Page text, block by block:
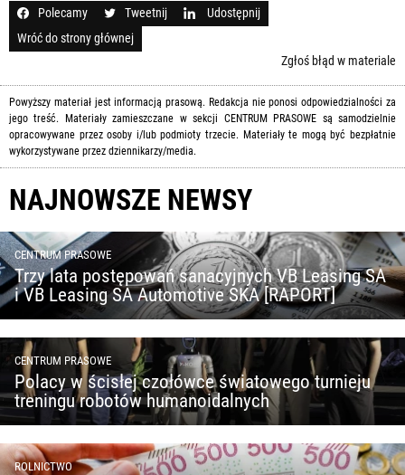
Polecamy Tweetnij
Udostępnij
Wróć do strony głównej
Zgłoś błąd w materiale
Powyższy materiał jest informacją prasową. Redakcja nie ponosi odpowiedzialności za
jego treść. Materiały zamieszczane w sekcji CENTRUM PRASOWE są samodzielnie
opracowywane przez osoby i/lub podmioty trzecie. Materiały te mogą być bezpłatnie
wykorzystywane przez dziennikarzy/media.
NAJNOWSZE NEWSY
CENTRUM PRASOWE
Trzy lata postępowań sanacyjnych VB Leasing SA
i VB Leasing SA Automotive SKA [RAPORT]
CENTRUM PRASOWE
Polacy w ścisłej czołówce światowego turnieju
treningu robotów humanoidalnych
ROLNICTWO